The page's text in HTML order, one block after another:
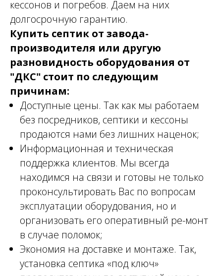
кессонов и погребов. Даем на них
долгосрочную гарантию.
Купить септик от завода-
производителя или другую
разновидность оборудования от
"ДКС" стоит по следующим
причинам:
Доступные цены. Так как мы работаем
без посредников, септики и кессоны
продаются нами без лишних наценок;
Информационная и техническая
поддержка клиентов. Мы всегда
находимся на связи и готовы не только
проконсультировать Вас по вопросам
эксплуатации оборудования, но и
организовать его оперативный ре-монт
в случае поломок;
Экономия на доставке и монтаже. Так,
установка септика «под ключ»